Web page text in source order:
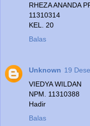
RHEZA ANANDA
11310314
KEL. 20
Balas
Unknown 19
VIEDYA WILDAN
NPM. 11310388
Hadir
Balas